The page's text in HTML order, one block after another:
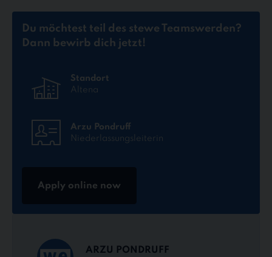
Du möchtest teil des stewe Teamswerden?
Dann bewirb dich jetzt!
Standort
Altena
Arzu Pondruff
Niederlassungsleiterin
Apply online now
ARZU PONDRUFF